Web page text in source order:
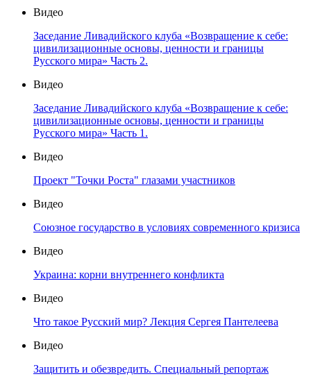
Видео
Заседание Ливадийского клуба «Возвращение к себе:
цивилизационные основы, ценности и границы
Русского мира» Часть 2.
Видео
Заседание Ливадийского клуба «Возвращение к себе:
цивилизационные основы, ценности и границы
Русского мира» Часть 1.
Видео
Проект "Точки Роста" глазами участников
Видео
Союзное государство в условиях современного кризиса
Видео
Украина: корни внутреннего конфликта
Видео
Что такое Русский мир? Лекция Сергея Пантелеева
Видео
Защитить и обезвредить. Специальный репортаж